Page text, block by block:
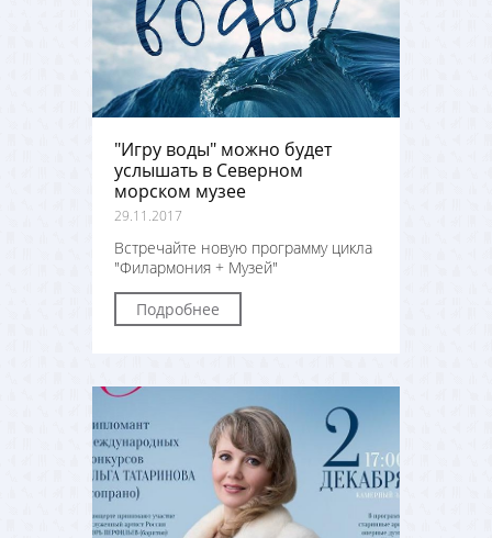
"Игру воды" можно будет
услышать в Северном
морском музее
29.11.2017
Встречайте новую программу цикла
"Филармония + Музей"
Подробнее